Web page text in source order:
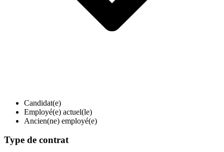
Candidat(e)
Employé(e) actuel(le)
Ancien(ne) employé(e)
Type de contrat